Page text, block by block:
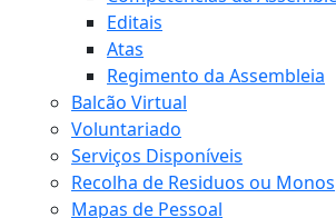
Editais
Atas
Regimento da Assembleia
Balcão Virtual
Voluntariado
Serviços Disponíveis
Recolha de Residuos ou Monos
Mapas de Pessoal